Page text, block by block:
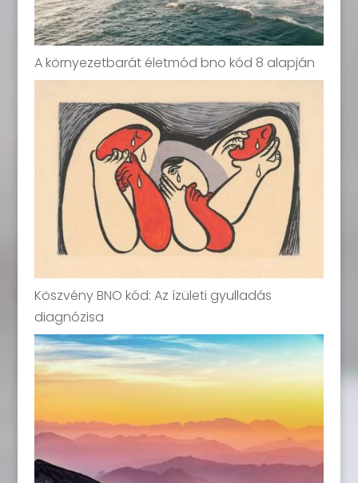
A környezetbarát életmód bno kód 8 alapján
Köszvény BNO kód: Az ízületi gyulladás
diagnózisa